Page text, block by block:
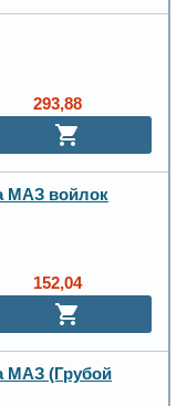
293,88
МАЗ войлок
152,04
МАЗ (Грубой